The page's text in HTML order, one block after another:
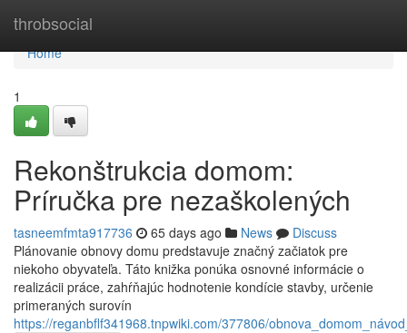
throbsocial
Home
Home
1
Rekonštrukcia domom:
Príručka pre nezaškolených
tasneemfmta917736 65 days ago News
Discuss
Plánovanie obnovy domu predstavuje značný začiatok pre
niekoho obyvateľa. Táto knižka ponúka osnovné informácie o
realizácii práce, zahŕňajúc hodnotenie kondície stavby, určenie
primeraných surovín
https://reganbflf341968.tnpwiki.com/377806/